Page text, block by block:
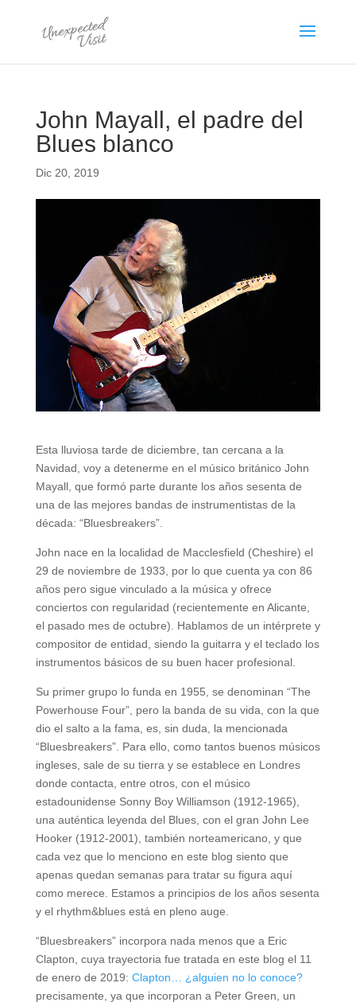
John Mayall, el padre del
Blues blanco
Dic 20, 2019
Esta lluviosa tarde de diciembre, tan cercana a la
Navidad, voy a detenerme en el músico británico John
Mayall, que formó parte durante los años sesenta de
una de las mejores bandas de instrumentistas de la
década: “Bluesbreakers”.
John nace en la localidad de Macclesfield (Cheshire) el
29 de noviembre de 1933, por lo que cuenta ya con 86
años pero sigue vinculado a la música y ofrece
conciertos con regularidad (recientemente en Alicante,
el pasado mes de octubre). Hablamos de un intérprete y
compositor de entidad, siendo la guitarra y el teclado los
instrumentos básicos de su buen hacer profesional.
Su primer grupo lo funda en 1955, se denominan “The
Powerhouse Four”, pero la banda de su vida, con la que
dio el salto a la fama, es, sin duda, la mencionada
“Bluesbreakers”. Para ello, como tantos buenos músicos
ingleses, sale de su tierra y se establece en Londres
donde contacta, entre otros, con el músico
estadounidense Sonny Boy Williamson (1912-1965),
una auténtica leyenda del Blues, con el gran John Lee
Hooker (1912-2001), también norteamericano, y que
cada vez que lo menciono en este blog siento que
apenas quedan semanas para tratar su figura aquí
como merece. Estamos a principios de los años sesenta
y el rhythm&blues está en pleno auge.
“Bluesbreakers” incorpora nada menos que a Eric
Clapton, cuya trayectoria fue tratada en este blog el 11
de enero de 2019: Clapton… ¿alguien no lo conoce?
precisamente, ya que incorporan a Peter Green, un